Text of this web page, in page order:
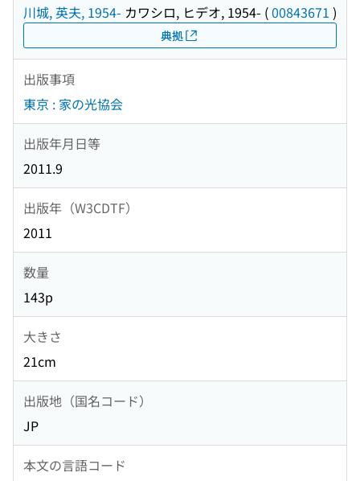
川城, 英夫, 1954- カワシロ, ヒデオ, 1954- (00843671 )
典拠
出版事項
東京 : 家の光協会
出版年月日等
2011.9
出版年（W3CDTF）
2011
数量
143p
大きさ
21cm
出版地（国名コード）
JP
本文の言語コード